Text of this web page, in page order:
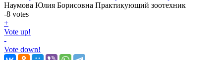
Наумова Юлия Борисовна Практикующий зоотехник
-8 votes
+
Vote up!
-
Vote down!